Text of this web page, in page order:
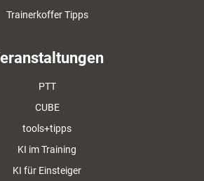
Trainerkoffer Tipps
PTT
CUBE
tools+tipps
KI im Training
KI für Einsteiger